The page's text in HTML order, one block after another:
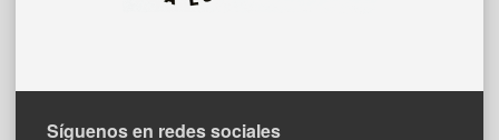
Síguenos en redes sociales